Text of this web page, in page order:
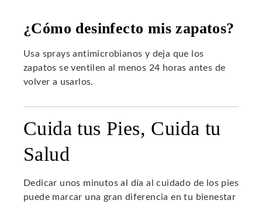
¿Cómo desinfecto mis zapatos?
Usa sprays antimicrobianos y deja que los
zapatos se ventilen al menos 24 horas antes de
volver a usarlos.
Cuida tus Pies, Cuida tu
Salud
Dedicar unos minutos al día al cuidado de los pies
puede marcar una gran diferencia en tu bienestar